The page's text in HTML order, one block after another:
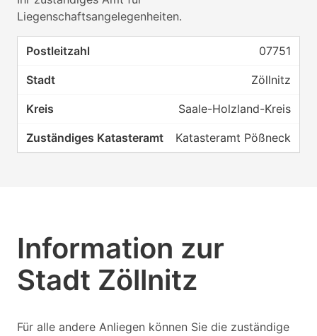
Liegenschaftsangelegenheiten.
07751
Zöllnitz
Saale-Holzland-Kreis
Katasteramt Pößneck
Information zur
Stadt Zöllnitz
Für alle andere Anliegen können Sie die zuständige